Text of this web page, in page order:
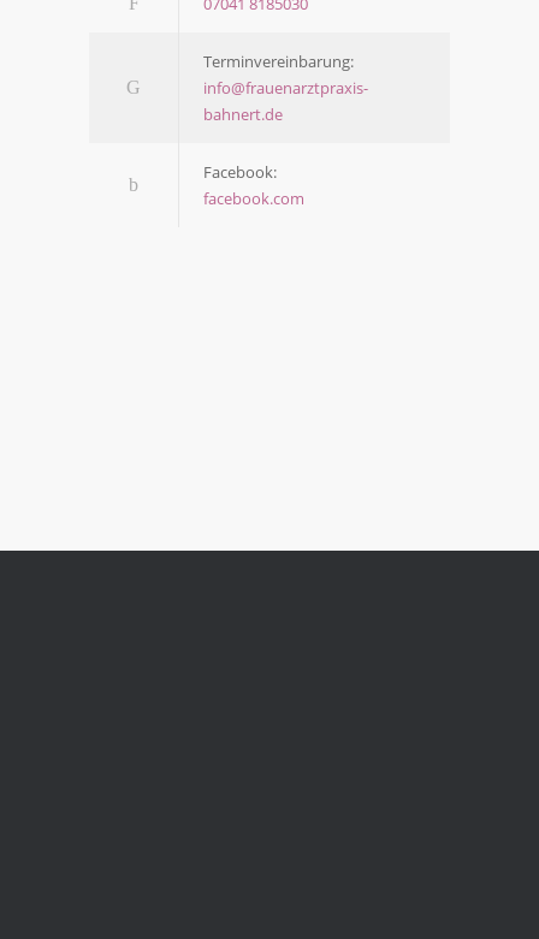
Ter­min­ver­ein­ba­rung:
info@frauenarztpraxis-
bahnert.de
Face­book:
facebook.com